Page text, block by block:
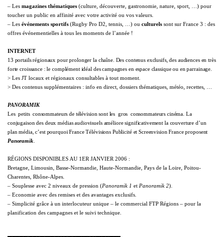
– Les magazines thématiques (culture, découverte, gastronomie, nature, sport, …) pour
toucher un public en affinité avec votre activité ou vos valeurs.
– Les événements sportifs (Rugby Pro D2, tennis, …) ou culturels sont sur France 3 : des
offres événementielles à tous les moments de l’année !
INTERNET
13 portails régionaux pour prolonger la chaîne. Des contenus exclusifs, des audiences en très
forte croissance : le complément idéal des campagnes en espace classique ou en parrainage.
> Les JT locaux et régionaux consultables à tout moment.
> Des contenus supplémentaires : info en direct, dossiers thématiques, météo, recettes, …
PANORAMIK
Les  petits  consommateurs de télévision sont les  gros  consommateurs cinéma. La
conjugaison des deux médias audiovisuels améliore significativement la couverture d’un
plan média, c’est pourquoi France Télévisions Publicité et Screenvision France proposent
Panoramik.
RÉGIONS DISPONIBLES AU 1ER JANVIER 2006 :
Bretagne, Limousin, Basse-Normandie, Haute-Normandie, Pays de la Loire , Poitou-
Charentes, Rhône-Alpes.
– Souplesse avec 2 niveaux de pression (Panoramik 1 et Panoramik 2).
– Economie avec des remises et des avantages exclusifs.
– Simplicité grâce à un interlocuteur unique – le commercial FTP Régions – pour la
planification des campagnes et le suivi technique.